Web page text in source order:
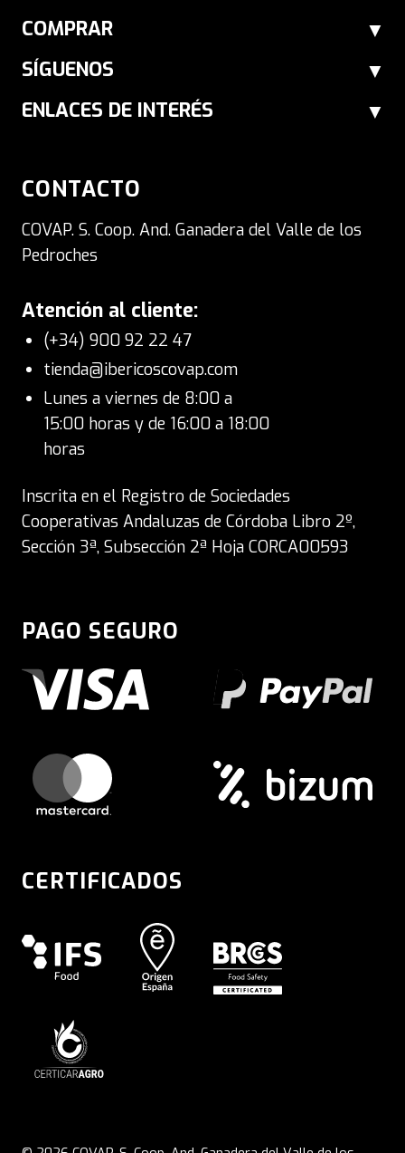
COMPRAR
SÍGUENOS
ENLACES DE INTERÉS
CONTACTO
COVAP. S. Coop. And. Ganadera del Valle de los
Pedroches
Atención al cliente:
(+34) 900 92 22 47
tienda@ibericoscovap.com
Lunes a viernes de 8:00 a
15:00 horas y de 16:00 a 18:00
horas
Inscrita en el Registro de Sociedades
Cooperativas Andaluzas de Córdoba Libro 2º,
Sección 3ª, Subsección 2ª Hoja CORCA00593
PAGO SEGURO
CERTIFICADOS